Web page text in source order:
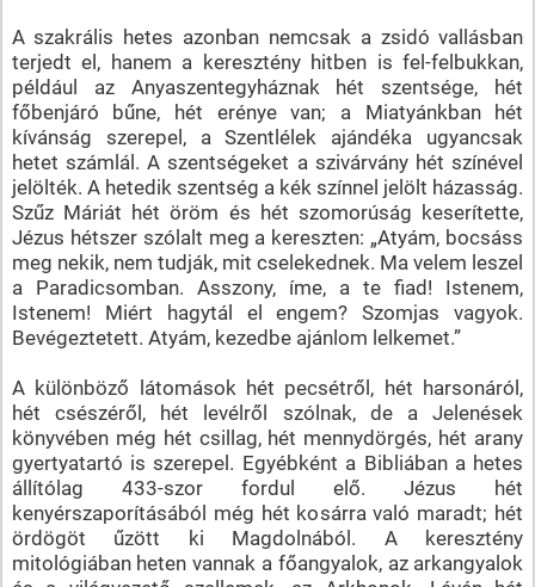
A szakrális hetes azonban nemcsak a zsidó vallásban
terjedt el, hanem a keresztény hitben is fel-felbukkan,
például az Anyaszentegyháznak hét szentsége, hét
főbenjáró bűne, hét erénye van; a Miatyánkban hét
kívánság szerepel, a Szentlélek ajándéka ugyancsak
hetet számlál. A szentségeket a szivárvány hét színével
jelölték. A hetedik szentség a kék színnel jelölt házasság.
Szűz Máriát hét öröm és hét szomorúság keserítette,
Jézus hétszer szólalt meg a kereszten: „Atyám, bocsáss
meg nekik, nem tudják, mit cselekednek. Ma velem leszel
a Paradicsomban. Asszony, íme, a te fiad! Istenem,
Istenem! Miért hagytál el engem? Szomjas vagyok.
Bevégeztetett. Atyám, kezedbe ajánlom lelkemet.”
A különböző látomások hét pecsétről, hét harsonáról,
hét csészéről, hét levélről szólnak, de a Jelenések
könyvében még hét csillag, hét mennydörgés, hét arany
gyertyatartó is szerepel. Egyébként a Bibliában a hetes
állítólag 433-szor fordul elő. Jézus hét
kenyérszaporításából még hét kosárra való maradt; hét
ördögöt űzött ki Magdolnából. A keresztény
mitológiában heten vannak a főangyalok, az arkangyalok